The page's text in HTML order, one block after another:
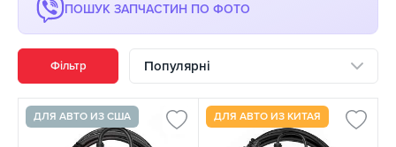
ПОШУК ЗАПЧАСТИН ПО ФОТО
Фільтр Популярні
ДЛЯ АВТО ИЗ США ДЛЯ АВТО ИЗ КИТАЯ